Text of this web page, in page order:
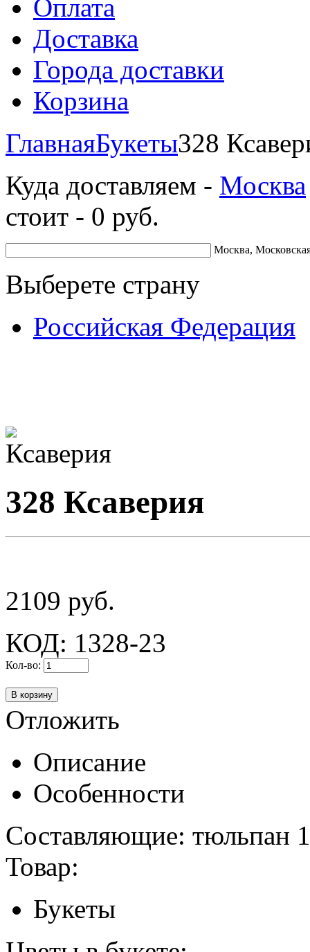
Оплата
Доставка
Города доставки
Корзина
ГлавнаяБукеты328
Куда доставляем - Москва
стоит - 0 руб.
Москва,
Выберете страну
Российская Федерация
328 Ксаверия
2109 руб.
КОД: 1328-23
Кол-во:
Отложить
Описание
Особенности
Составляющие: тюльпан
Товар:
Букеты